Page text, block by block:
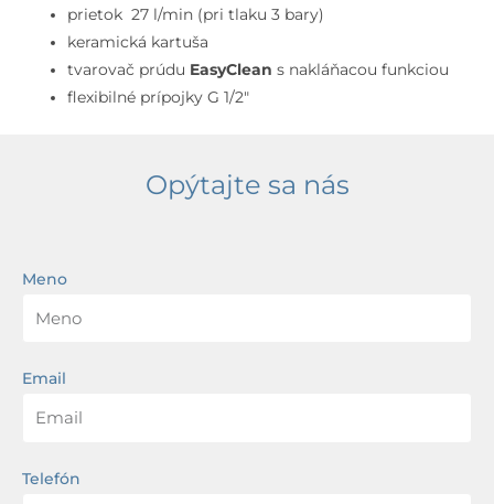
inštalácia,
kefovaný
bronz
prietok 27 l/min (pri tlaku 3 bary)
keramická kartuša
tvarovač prúdu EasyClean s nakláňacou funkciou
flexibilné prípojky G 1/2″
Opýtajte sa nás
Meno
Email
Telefón